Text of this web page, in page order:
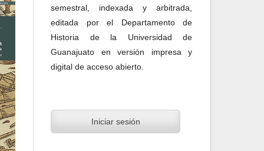
semestral, indexada y arbitrada,
editada por el Departamento de
Historia de la Universidad de
Guanajuato en versión impresa y
digital de acceso abierto.
Iniciar sesión